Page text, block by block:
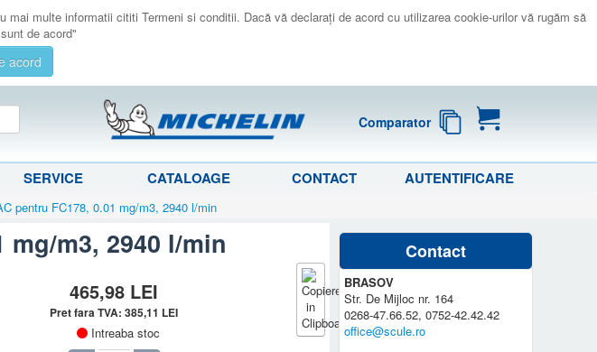
multe informatii cititi Termeni si conditii. Dacă vă declaraţi de acord cu utilizarea cookie-urilor vă rugăm să
de acord"
acord
Comparator
SERVICE CATALOAGE CONTACT AUTENTIFICARE
pentru FC178, 0.01 mg/m3, 2940 l/min
m3, 2940 l/min
465,98 LEI
Pret fara TVA:385,11 LEI
Intreaba stoc
Contact
BRASOV
Str. De Mijloc nr. 164
0268-47.66.52, 0752-42.42.42
office@scule.ro